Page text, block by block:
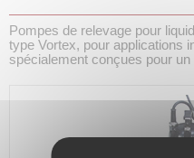
Pompes de relevage pour
type Vortex, pour applications
spécialement conçues pour